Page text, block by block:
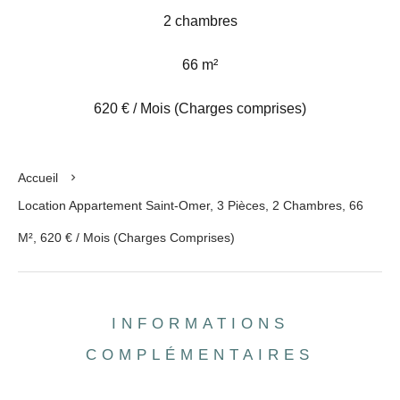
2 chambres
66 m²
620 € / Mois (Charges comprises)
Accueil
Location Appartement Saint-Omer, 3 Pièces, 2 Chambres, 66
M², 620 € / Mois (Charges Comprises)
INFORMATIONS
COMPLÉMENTAIRES